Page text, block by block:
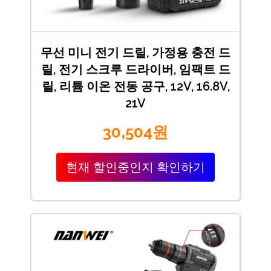
무선 미니 전기 드릴, 가정용 충전 드
릴, 전기 스크루 드라이버, 임팩트 드
릴, 리튬 이온 전동 공구, 12V, 16.8V,
21V
30,504원
현재 할인중인지 확인하기